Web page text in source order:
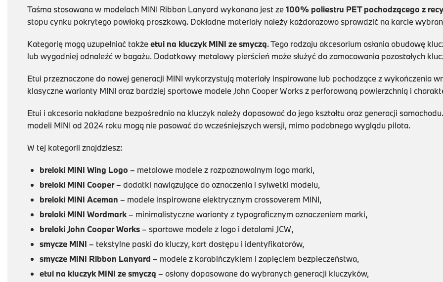
Taśma stosowana w modelach MINI Ribbon Lanyard wykonana jest ze100% poliestru PET pochodzącego z
stopu cynku pokrytego powłoką proszkową. Dokładne materiały należy każdorazowo sprawdzić na karcie
Kategorię mogą uzupełniać takżeetui na kluczyk MINI ze smyczą. Tego rodzaju akcesorium osłania obudowę
lub wygodniej odnaleźć w bagażu. Dodatkowy metalowy pierścień może służyć do zamocowania pozostałych
Etui przeznaczone do nowej generacji MINI wykorzystują materiały inspirowane lub pochodzące z wykończenia
klasyczne warianty MINI oraz bardziej sportowe modele John Cooper Works z perforowaną powierzchnią i
Etui i akcesoria nakładane bezpośrednio na kluczyk należy dopasować do jego kształtu oraz generacji
modeli MINI od 2024 roku mogą nie pasować do wcześniejszych wersji, mimo podobnego wyglądu pilota.
W tej kategorii znajdziesz:
breloki MINI Wing Logo – metalowe modele z rozpoznawalnym logo marki,
breloki MINI Cooper– dodatki nawiązujące do oznaczenia i sylwetki modelu,
breloki MINI Aceman – modele inspirowane elektrycznym crossoverem MINI,
breloki MINI Wordmark– minimalistyczne warianty z typograficznym oznaczeniem marki,
breloki John Cooper Works– sportowe modele z logo i detalami JCW,
smycze MINI – tekstylne paski do kluczy, kart dostępu i identyfikatorów,
smycze MINI Ribbon Lanyard – modele z karabińczykiem i zapięciem bezpieczeństwa,
etui na kluczyk MINI ze smyczą – osłony dopasowane do wybranych generacji kluczyków,